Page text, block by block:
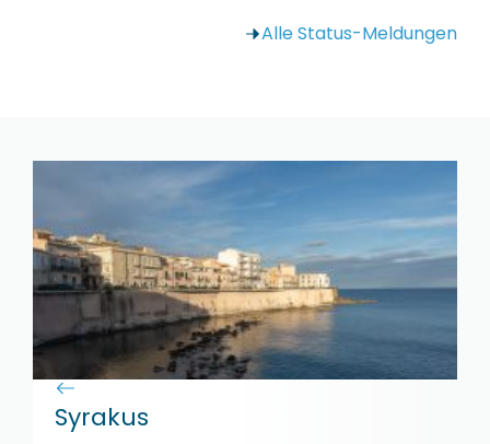
Alle Status-Meldungen
Syrakus